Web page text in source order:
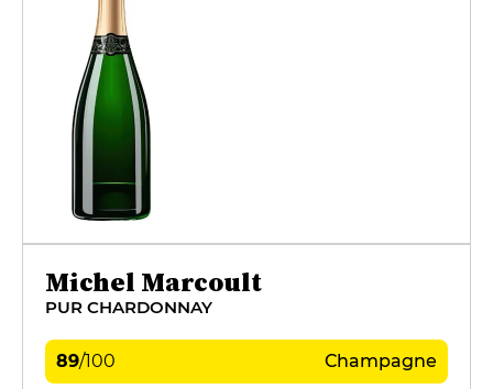
Michel Marcoult
PUR CHARDONNAY
89/100 Champagne